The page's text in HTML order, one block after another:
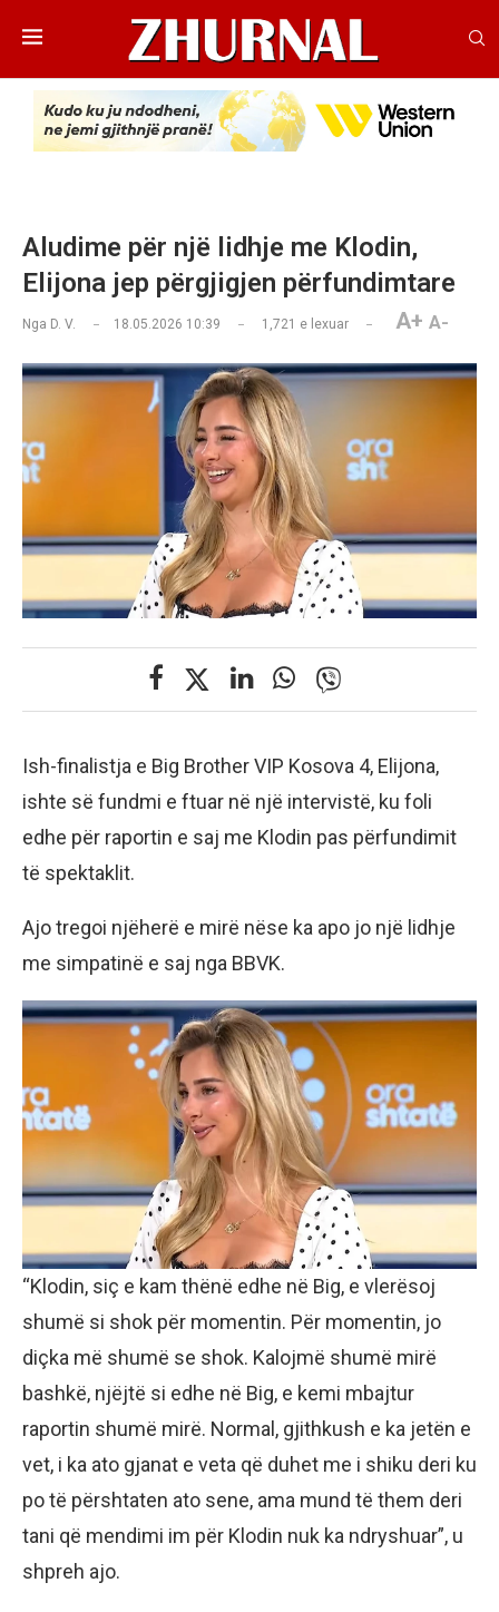
Aludime për një lidhje me Klodin,
Elijona jep përgjigjen përfundimtare
Nga D. V. 18.05.2026 10:39 1,721 e lexuar A+ A-
Ish-finalistja e Big Brother VIP Kosova 4, Elijona,
ishte së fundmi e ftuar në një intervistë, ku foli
edhe për raportin e saj me Klodin pas përfundimit
të spektaklit.
Ajo tregoi njëherë e mirë nëse ka apo jo një lidhje
me simpatinë e saj nga BBVK.
“Klodin, siç e kam thënë edhe në Big, e vlerësoj
shumë si shok për momentin. Për momentin, jo
diçka më shumë se shok. Kalojmë shumë mirë
bashkë, njëjtë si edhe në Big, e kemi mbajtur
raportin shumë mirë. Normal, gjithkush e ka jetën e
vet, i ka ato gjanat e veta që duhet me i shiku deri ku
po të përshtaten ato sene, ama mund të them deri
tani që mendimi im për Klodin nuk ka ndryshuar”, u
shpreh ajo.